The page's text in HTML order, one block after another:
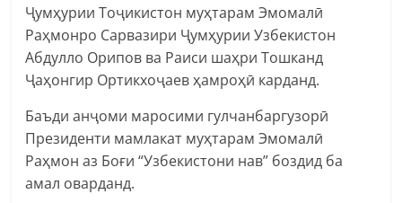
Ҷумҳурии Тоҷикистон муҳтарам Эмомалӣ
Раҳмонро Сарвазири Ҷумҳурии Узбекистон
Абдулло Орипов ва Раиси шаҳри Тошканд
Ҷаҳонгир Ортикхоҷаев ҳамроҳӣ карданд.
Баъди анҷоми маросими гулчанбаргузорӣ
Президенти мамлакат муҳтарам Эмомалӣ
Раҳмон аз Боғи “Узбекистони нав” боздид ба
амал оварданд.